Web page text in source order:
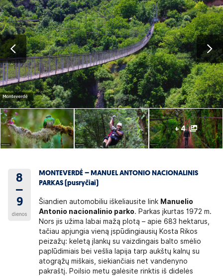
+ 4
8
–
9
dienos
MONTEVERDĖ – MANUEL ANTONIO NACIONALINIS
PARKAS (pusryčiai)
Šiandien automobiliu iškeliausite link Manuelio
Antonio nacionalinio parko. Parkas įkurtas 1972 m.
Nors jis užima labai mažą plotą – apie 683 hektarus,
tačiau apjungia vieną įspūdingiausių Kosta Rikos
peizažų: keletą įlankų su vaizdingais balto smėlio
paplūdimiais bei vešlia lapija tarp aukštų kalnų su
atogrąžų miškais, siekiančiais net vandenyno
pakraštį. Poilsio metu galėsite rinktis iš didelės